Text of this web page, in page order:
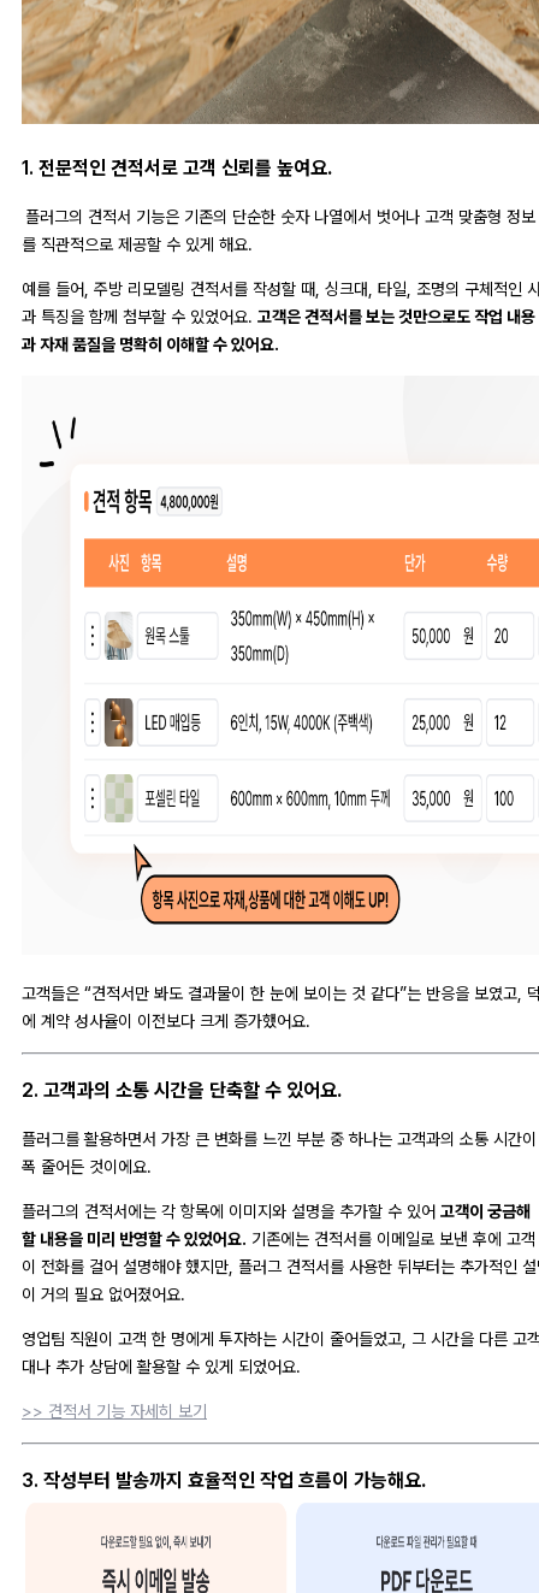
1. 전문적인 견적서로 고객 신뢰를 높여요.
플러그의 견적서 기능은 기존의 단순한 숫자 나열에서 벗어나 고객 맞춤형 정보
를 직관적으로 제공할 수 있게 해요.
예를 들어, 주방 리모델링 견적서를 작성할 때, 싱크대, 타일, 조명의 구체적인
과 특징을 함께 첨부할 수 있었어요. 고객은 견적서를 보는 것만으로도 작업 내용
과 자재 품질을 명확히 이해할 수 있어요.
고객들은 “견적서만 봐도 결과물이 한 눈에 보이는 것 같다”는 반응을 보였고,
에 계약 성사율이 이전보다 크게 증가했어요.
2. 고객과의 소통 시간을 단축할 수 있어요.
플러그를 활용하면서 가장 큰 변화를 느낀 부분 중 하나는 고객과의 소통 시간
폭 줄어든 것이에요.
플러그의 견적서에는 각 항목에 이미지와 설명을 추가할 수 있어 고객이 궁금해
할 내용을 미리 반영할 수 있었어요. 기존에는 견적서를 이메일로 보낸 후에 고객
이 전화를 걸어 설명해야 했지만, 플러그 견적서를 사용한 뒤부터는 추가적인
이 거의 필요 없어졌어요.
영업팀 직원이 고객 한 명에게 투자하는 시간이 줄어들었고, 그 시간을 다른 고
대나 추가 상담에 활용할 수 있게 되었어요.
>> 견적서 기능 자세히 보기
3. 작성부터 발송까지 효율적인 작업 흐름이 가능해요.